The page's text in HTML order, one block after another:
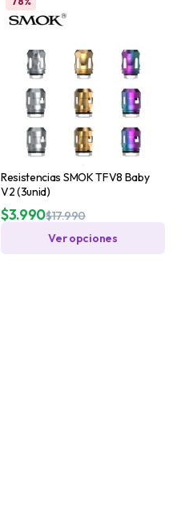
Resistencias SMOK TFV8 Baby
V2 (3unid)
$17.990
$3.990
Ver opciones